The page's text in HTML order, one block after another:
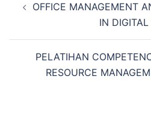
navigation
OFFICE MANAGEMENT
IN DIGITAL
PELATIHAN
RESOURCE